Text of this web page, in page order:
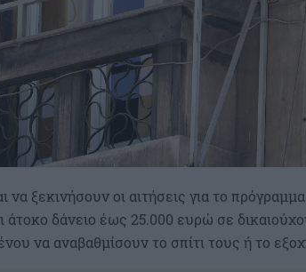
ξεκινήσουν οι αιτήσεις για το πρόγραμμα
άτοκο δάνειο έως 25.000 ευρώ σε
να αναβαθμίσουν το σπίτι τους ή το